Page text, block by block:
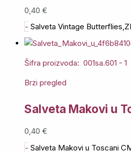
0,40 €
- Salveta Vintage
Šifra proizvoda: 001sa.601 - 1
Brzi pregled
Salveta Makovi u
0,40 €
- Salveta Makovi u Toscani